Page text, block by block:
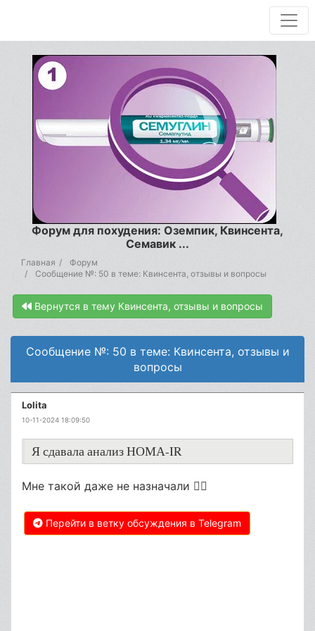
Форум для похудения: Оземпик, Квинсента,
Семавик ...
Главная
Форум
Сообщение №: 50 в теме: Квинсента, отзывы и вопросы
Вернутся в тему Квинсента, отзывы и вопросы
Сообщение №: 50 в теме: Квинсента, отзывы и
вопросы
Lolita
10-11-2024 18:09:50
Я сдавала анализ НОМА-IR
Мне такой даже не назначали 🤷‍♀
Перейти в ветку обсуждения в Telegram